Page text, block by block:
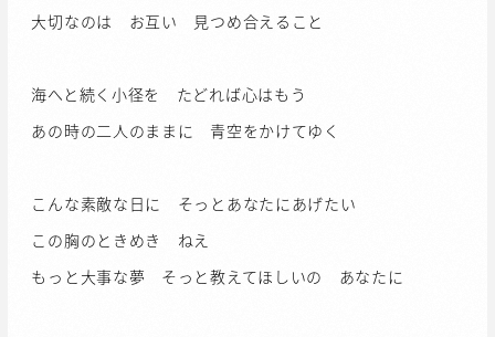
大切なのは お互い 見つめ合えること
海へと続く小径を たどれば心はもう
あの時の二人のままに 青空をかけてゆく
こんな素敵な日に そっとあなたにあげたい
この胸のときめき ねえ
もっと大事な夢 そっと教えてほしいの あなたに